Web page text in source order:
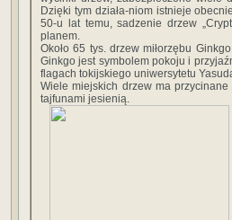
Dzięki tym działa-niom istnieje
50-u lat temu, sadzenie drzew
planem.
Około 65 tys. drzew miłorzębu
Ginkgo jest symbolem pokoju i
flagach tokijskiego uniwersytetu
Wiele miejskich drzew ma
tajfunami jesienią.